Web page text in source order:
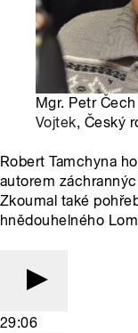
Mgr. Petr
Vojtek, Český
Robert Tamchyna
autorem
Zkoumal také
hnědouhelného
29:06